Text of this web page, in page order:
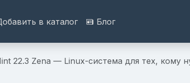
в каталог Блог
22.3 Zena — Linux-система для тех, кому